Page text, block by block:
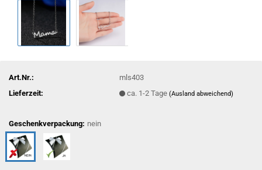
Art.Nr.:
mls403
Lieferzeit:
ca. 1-2 Tage(Ausland abweichend)
Geschenkverpackung: nein